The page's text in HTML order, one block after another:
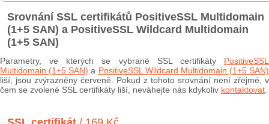
Srovnání SSL certifikátů PositiveSSL Multidomain
(1+5 SAN) a PositiveSSL Wildcard Multidomain
(1+5 SAN)
Parametry, ve kterých se vybrané SSL certifikáty PositiveSSL
Multidomain (1+5 SAN) a PositiveSSL Wildcard Multidomain (1+5 SAN)
liší, jsou zvýrazněny červeně. Pokud z tohoto srovnání není zřejmé, v
čem se zvolené SSL certifikáty liší, neváhejte nás kdykoliv kontaktovat